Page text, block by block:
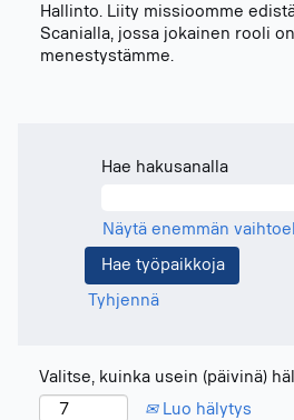
Hallinto. Liity missioomme
Scanialla, jossa jokainen rooli
menestystämme.
Hae hakusanalla
Näytä enemmän
Tyhjennä
Valitse, kuinka usein (päivinä)
Luo hälytys